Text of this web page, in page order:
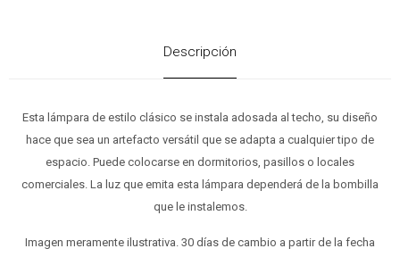
Descripción
Esta lámpara de estilo clásico se instala adosada al techo, su diseño
hace que sea un artefacto versátil que se adapta a cualquier tipo de
espacio. Puede colocarse en dormitorios, pasillos o locales
comerciales. La luz que emita esta lámpara dependerá de la bombilla
que le instalemos.
Imagen meramente ilustrativa. 30 días de cambio a partir de la fecha